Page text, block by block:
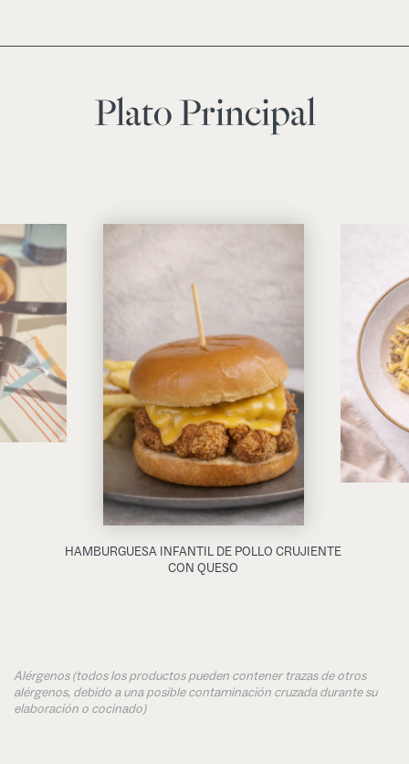
Plato Principal
HAMBURGUESA INFANTIL DE POLLO CRUJIENTE
CON QUESO
Alérgenos (todos los productos pueden contener trazas de otros
alérgenos, debido a una posible contaminación cruzada durante su
elaboración o cocinado)